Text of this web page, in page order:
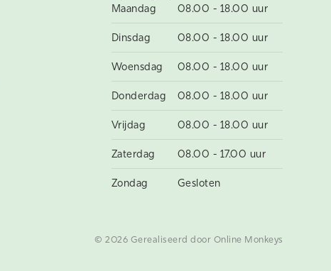
Maandag
08.00 - 18.00 uur
Dinsdag 08.00 - 18.00 uur
Woensdag 08.00 - 18.00 uur
Donderdag 08.00 - 18.00 uur
Vrijdag 08.00 - 18.00 uur
Zaterdag 08.00 - 17.00 uur
Zondag Gesloten
© 2026 Gerealiseerd door Online Monkeys